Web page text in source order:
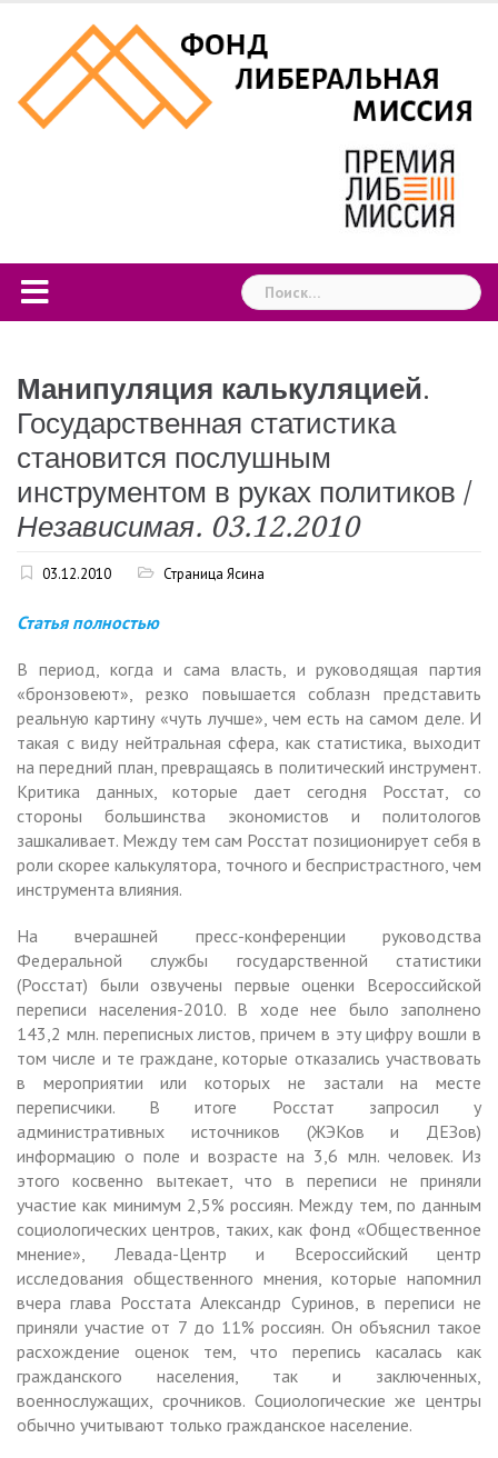
content
Найти:
Манипуляция калькуляцией.
Государственная статистика
становится послушным
инструментом в руках политиков /
Независимая. 03.12.2010
03.12.2010 Страница Ясина
Статья полностью
В период, когда и сама власть, и руководящая партия
«бронзовеют», резко повышается соблазн представить
реальную картину «чуть лучше», чем есть на самом деле. И
такая с виду нейтральная сфера, как статистика, выходит
на передний план, превращаясь в политический инструмент.
Критика данных, которые дает сегодня Росстат, со
стороны большинства экономистов и политологов
зашкаливает. Между тем сам Росстат позиционирует себя в
роли скорее калькулятора, точного и беспристрастного, чем
инструмента влияния.
На вчерашней пресс-конференции руководства
Федеральной службы государственной статистики
(Росстат) были озвучены первые оценки Всероссийской
переписи населения-2010. В ходе нее было заполнено
143,2 млн. переписных листов, причем в эту цифру вошли в
том числе и те граждане, которые отказались участвовать
в мероприятии или которых не застали на месте
переписчики. В итоге Росстат запросил у
административных источников (ЖЭКов и ДЕЗов)
информацию о поле и возрасте на 3,6 млн. человек. Из
этого косвенно вытекает, что в переписи не приняли
участие как минимум 2,5% россиян. Между тем, по данным
социологических центров, таких, как фонд «Общественное
мнение», Левада-Центр и Всероссийский центр
исследования общественного мнения, которые напомнил
вчера глава Росстата Александр Суринов, в переписи не
приняли участие от 7 до 11% россиян. Он объяснил такое
расхождение оценок тем, что перепись касалась как
гражданского населения, так и заключенных,
военнослужащих, срочников. Социологические же центры
обычно учитывают только гражданское население.